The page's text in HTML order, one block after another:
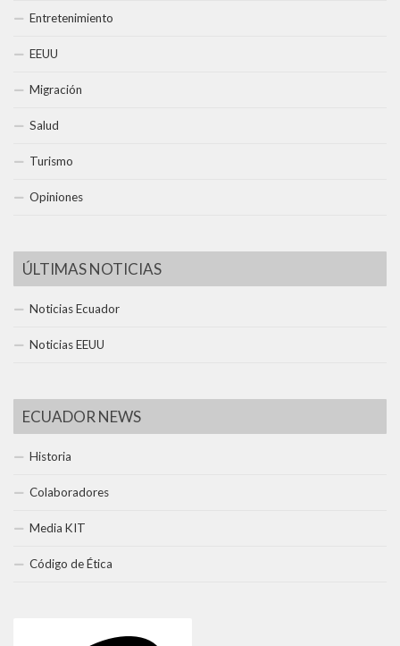
Entretenimiento
EEUU
Migración
Salud
Turismo
Opiniones
ÚLTIMAS NOTICIAS
Noticias Ecuador
Noticias EEUU
ECUADOR NEWS
Historia
Colaboradores
Media KIT
Código de Ética